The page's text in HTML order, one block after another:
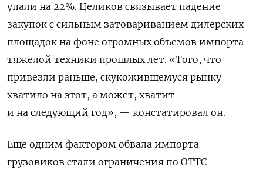
упали на 22%. Целиков связывает падение
закупок с сильным затовариванием дилерских
площадок на фоне огромных объемов импорта
тяжелой техники прошлых лет. «Того, что
привезли раньше, скукожившемуся рынку
хватило на этот, а может, хватит
и на следующий год», — констатировал он.
Еще одним фактором обвала импорта
грузовиков стали ограничения по ОТТС —